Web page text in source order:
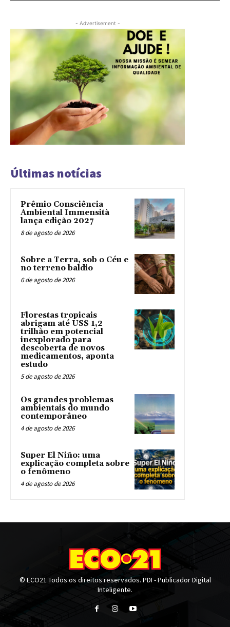
- Advertisement -
Últimas notícias
Prêmio Consciência
Ambiental Immensità
lança edição 2027
8 de agosto de 2026
Sobre a Terra, sob o Céu e
no terreno baldio
6 de agosto de 2026
Florestas tropicais
abrigam até US$ 1,2
trilhão em potencial
inexplorado para
descoberta de novos
medicamentos, aponta
estudo
5 de agosto de 2026
Os grandes problemas
ambientais do mundo
contemporâneo
4 de agosto de 2026
Super El Niño: uma
explicação completa sobre
o fenômeno
4 de agosto de 2026
© ECO21 Todos os direitos reservados. PDI - Publicador Digital
Inteligente.